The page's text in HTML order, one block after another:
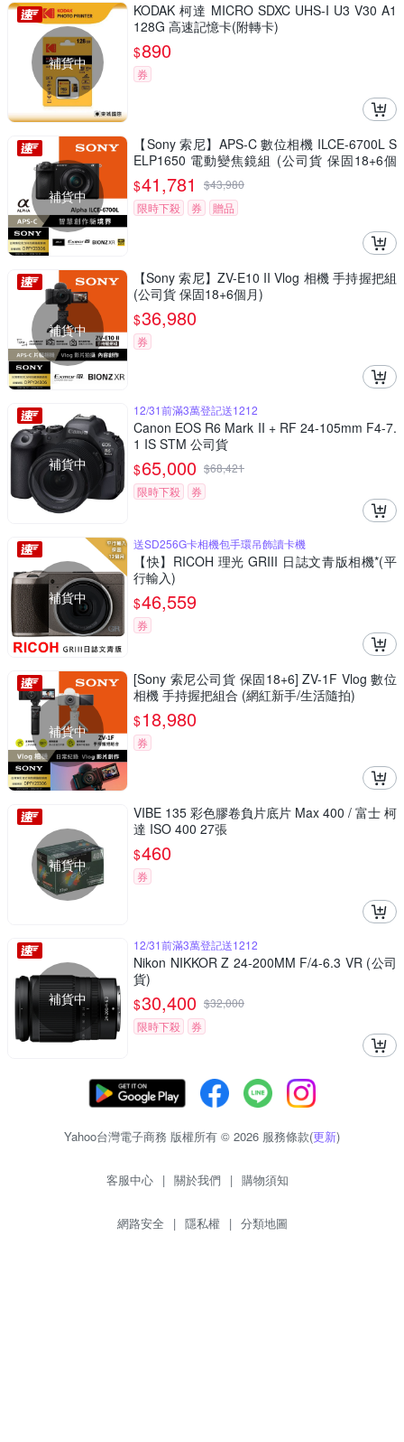
補貨中
KODAK 柯達 MICRO SDXC UHS-I U3 V30 A1
128G 高速記憶卡(附轉卡)
$890
券
補貨中
【Sony 索尼】APS-C 數位相機 ILCE-6700L S
ELP1650 電動變焦鏡組 (公司貨 保固18+6個
月)
$41,781 $43,980
限時下殺
券 贈品
補貨中
【Sony 索尼】ZV-E10 II Vlog 相機 手持握把組
(公司貨 保固18+6個月)
$36,980
券
補貨中
12/31前滿3萬登記送1212
Canon EOS R6 Mark II + RF 24-105mm F4-7.
1 IS STM 公司貨
$65,000 $68,421
限時下殺
券
補貨中
送SD256G卡相機包手環吊飾讀卡機
【快】RICOH 理光 GRIII 日誌文青版相機*(平
行輸入)
$46,559
券
補貨中
[Sony 索尼公司貨 保固18+6] ZV-1F Vlog 數位
相機 手持握把組合 (網紅新手/生活隨拍)
$18,980
券
補貨中
VIBE 135 彩色膠卷負片底片 Max 400 / 富士 柯
達 ISO 400 27張
$460
券
補貨中
12/31前滿3萬登記送1212
Nikon NIKKOR Z 24-200MM F/4-6.3 VR (公司
貨)
$30,400 $32,000
限時下殺
券
Yahoo台灣電子商務 版權所有 © 2026 服務條款(更新)
客服中心 | 關於我們 | 購物須知
網路安全 | 隱私權 | 分類地圖